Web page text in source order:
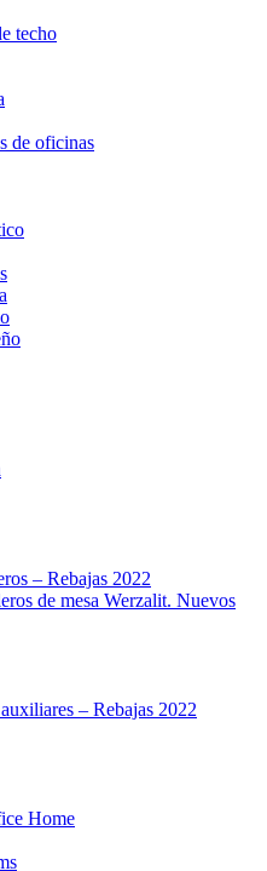
techo
de oficinas
– Rebajas 2022
de mesa Werzalit. Nuevos
– Rebajas 2022
Home